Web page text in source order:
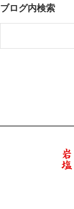
ブログ内検索